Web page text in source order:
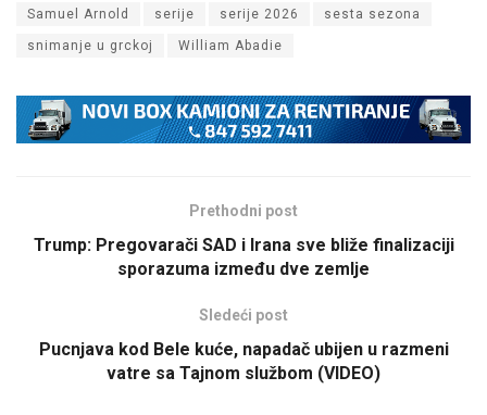
Samuel Arnold serije serije 2026 sesta sezona
snimanje u grckoj William Abadie
Prethodni post
Trump: Pregovarači SAD i Irana sve bliže finalizaciji
sporazuma između dve zemlje
Sledeći post
Pucnjava kod Bele kuće, napadač ubijen u razmeni
vatre sa Tajnom službom (VIDEO)